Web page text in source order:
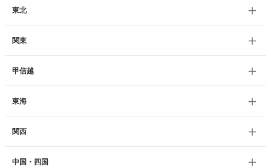
東北
関東
甲信越
東海
関西
中国・四国